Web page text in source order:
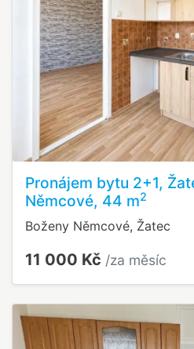
Pronájem bytu 2+1,
Němcové, 44 m2
Boženy Němcové, Žatec
11 000 Kč /za měsíc